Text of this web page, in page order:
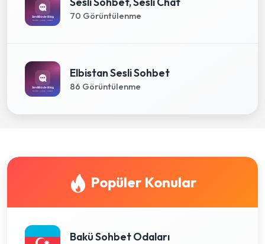
70 Görüntülenme
Elbistan Sesli Sohbet
86 Görüntülenme
Popüler Konular
Bakü Sohbet Odaları